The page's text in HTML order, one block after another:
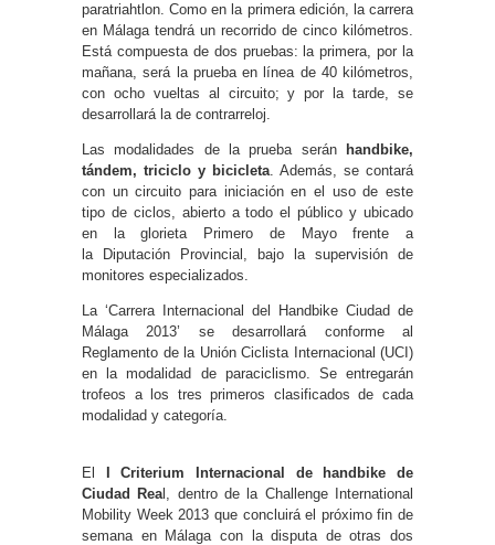
paratriahtlon. Como en la primera edición, la carrera
en Málaga tendrá un recorrido de cinco kilómetros.
Está compuesta de dos pruebas: la primera, por la
mañana, será la prueba en línea de 40 kilómetros,
con ocho vueltas al circuito; y por la tarde, se
desarrollará la de contrarreloj.
Las modalidades de la prueba seránhandbike,
tándem, triciclo y bicicleta. Además, se contará
con un circuito para iniciación en el uso de este
tipo de ciclos, abierto a todo el público y ubicado
en la glorieta Primero de Mayo frente a
la Diputación Provincial, bajo la supervisión de
monitores especializados.
La ‘Carrera Internacional del Handbike Ciudad de
Málaga 2013’ se desarrollará conforme al
Reglamento de la Unión Ciclista Internacional (UCI)
en la modalidad de paraciclismo. Se entregarán
trofeos a los tres primeros clasificados de cada
modalidad y categoría.
El
I Criterium Internacional de handbike de
Ciudad Real, dentro de la Challenge International
Mobility Week 2013 que concluirá el próximo fin de
semana en Málaga con la disputa de otras dos